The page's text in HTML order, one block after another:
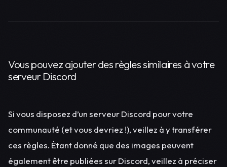
Vous pouvez ajouter des règles similaires à votre
serveur Discord
Si vous disposez d’un serveur Discord pour votre
communauté (et vous devriez !), veillez à y transférer
ces règles. Étant donné que des images peuvent
également être publiées sur Discord, veillez à préciser